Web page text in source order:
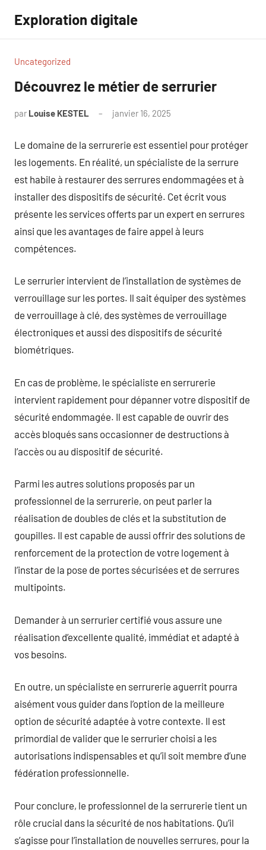
contenu
Exploration digitale
Uncategorized
Découvrez le métier de serrurier
par Louise KESTEL janvier 16, 2025
Le domaine de la serrurerie est essentiel pour protéger
les logements. En réalité, un spécialiste de la serrure
est habile à restaurer des serrures endommagées et à
installer des dispositifs de sécurité. Cet écrit vous
présente les services offerts par un expert en serrures
ainsi que les avantages de faire appel à leurs
compétences.
Le serrurier intervient de l’installation de systèmes de
verrouillage sur les portes. Il sait équiper des systèmes
de verrouillage à clé, des systèmes de verrouillage
électroniques et aussi des dispositifs de sécurité
biométriques.
En cas de problème, le spécialiste en serrurerie
intervient rapidement pour dépanner votre dispositif de
sécurité endommagée. Il est capable de ouvrir des
accès bloqués sans occasionner de destructions à
l’accès ou au dispositif de sécurité.
Parmi les autres solutions proposés par un
professionnel de la serrurerie, on peut parler la
réalisation de doubles de clés et la substitution de
goupilles. Il est capable de aussi offrir des solutions de
renforcement de la protection de votre logement à
l’instar de la pose de portes sécurisées et de serrures
multipoints.
Demander à un serrurier certifié vous assure une
réalisation d’excellente qualité, immédiat et adapté à
vos besoins.
En outre, un spécialiste en serrurerie aguerrit pourra
aisément vous guider dans l’option de la meilleure
option de sécurité adaptée à votre contexte. Il est
primordial de valider que le serrurier choisi a les
autorisations indispensables et qu’il soit membre d’une
fédération professionnelle.
Pour conclure, le professionnel de la serrurerie tient un
rôle crucial dans la sécurité de nos habitations. Qu’il
s’agisse pour l’installation de nouvelles serrures, pour la